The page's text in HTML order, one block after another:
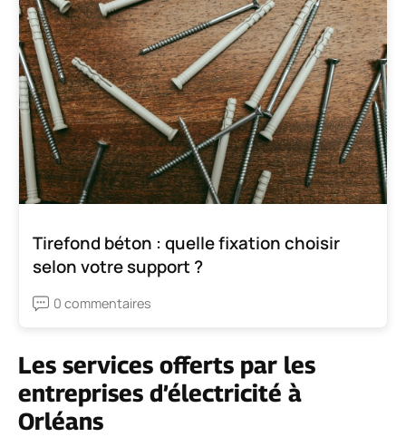
Tirefond béton : quelle fixation choisir
selon votre support ?
0 commentaires
Les services offerts par les
entreprises d’électricité à
Orléans